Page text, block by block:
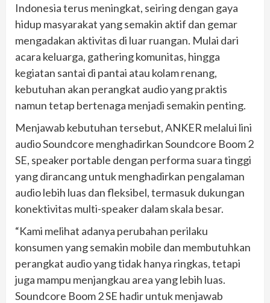
Indonesia terus meningkat, seiring dengan gaya
hidup masyarakat yang semakin aktif dan gemar
mengadakan aktivitas di luar ruangan. Mulai dari
acara keluarga, gathering komunitas, hingga
kegiatan santai di pantai atau kolam renang,
kebutuhan akan perangkat audio yang praktis
namun tetap bertenaga menjadi semakin penting.
Menjawab kebutuhan tersebut, ANKER melalui lini
audio Soundcore menghadirkan Soundcore Boom 2
SE, speaker portable dengan performa suara tinggi
yang dirancang untuk menghadirkan pengalaman
audio lebih luas dan fleksibel, termasuk dukungan
konektivitas multi-speaker dalam skala besar.
“Kami melihat adanya perubahan perilaku
konsumen yang semakin mobile dan membutuhkan
perangkat audio yang tidak hanya ringkas, tetapi
juga mampu menjangkau area yang lebih luas.
Soundcore Boom 2 SE hadir untuk menjawab